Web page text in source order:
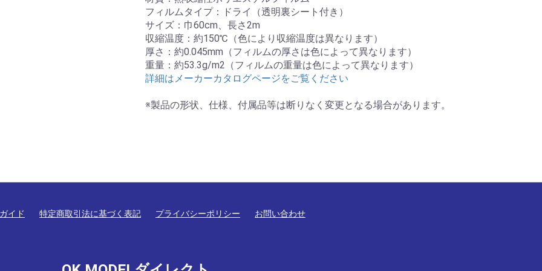
フィルムタイプ：ドライ（透明裏シート付き）
サイズ：巾60cm、長さ2m
収縮温度：約150℃（色により収縮温度は異なります）
厚さ：約0.045mm（フィルムの厚さは色によって異なります）
重量：約53.3g/m2（フィルムの重量は色によって異なります）
詳細はメーカーカタログページをご覧ください
※製品の形状、仕様、付属品等は断りなく変更となる場合があります。
イド 特定商取引法に基づく表記 プライバシーポリシー お問い合わせ